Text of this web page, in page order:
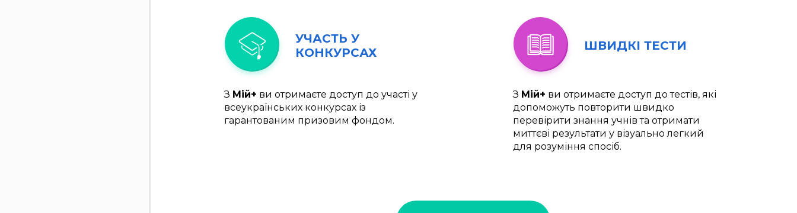
УЧАСТЬ У
КОНКУРСАХ
З Мій+ ви отримаєте доступ до участі у
всеукраїнських конкурсах із
гарантованим призовим фондом.
ШВИДКІ ТЕСТИ
З Мій+ ви отримаєте доступ до тестів, які
допоможуть повторити швидко
перевірити знання учнів та отримати
миттєві результати у візуально легкий
для розуміння спосіб.